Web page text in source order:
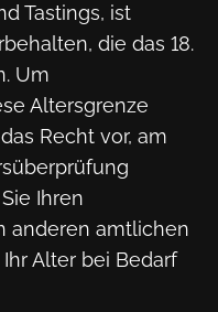
Tastings, ist
die das 18.
Um
Altersgrenze
Recht vor, am
Ihren
anderen amtlichen
Alter bei Bedarf